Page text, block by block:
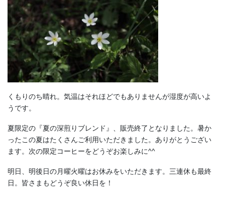
くもりのち晴れ。気温はそれほどでもありませんが湿度が高いよ
うです。
夏限定の『夏の深煎りブレンド』、販売終了となりました。暑か
ったこの夏はたくさんご利用いただきました。ありがとうござい
ます。次の限定コーヒーをどうぞお楽しみに^^
明日、明後日の月曜火曜はお休みをいただきます。三連休も最終
日。皆さまもどうぞ良い休日を！